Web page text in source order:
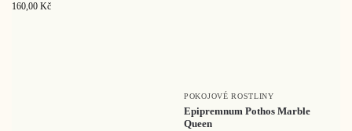
160,00 Kč
POKOJOVÉ ROSTLINY
Epipremnum Pothos Marble
Queen